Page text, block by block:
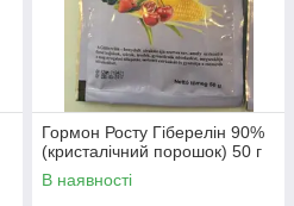
Гормон Росту Гіберелін 90%
(кристалічний порошок) 50 г
В наявності